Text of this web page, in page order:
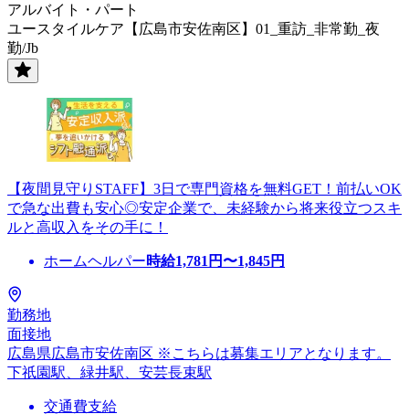
アルバイト・パート
ユースタイルケア【広島市安佐南区】01_重訪_非常勤_夜
勤/Jb
【夜間見守りSTAFF】3日で専門資格を無料GET！前払いOK
で急な出費も安心◎安定企業で、未経験から将来役立つスキ
ルと高収入をその手に！
ホームヘルパー時給1,781 円〜1,845円
勤務地
面接地
広島県広島市安佐南区 ※こちらは募集エリアとなります。
下祇園駅、緑井駅、安芸長束駅
交通費支給